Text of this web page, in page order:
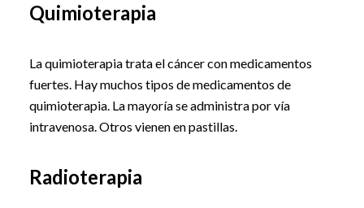
Quimioterapia
La quimioterapia trata el cáncer con medicamentos
fuertes. Hay muchos tipos de medicamentos de
quimioterapia. La mayoría se administra por vía
intravenosa. Otros vienen en pastillas.
Radioterapia